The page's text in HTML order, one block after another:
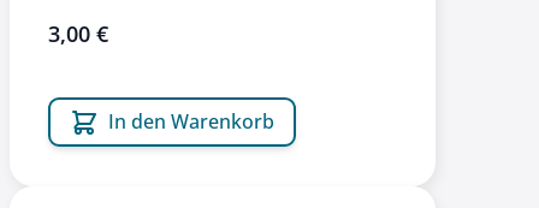
3,00 €
In den Warenkorb